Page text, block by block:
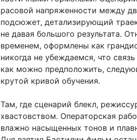
расовой напряженности между
подсюжет, детализирующий
не давая большого результата.
временем, оформлены как
никогда не убеждаемся, что
как можно предположить,
крутой кривой обучения.
Там, где сценарий блекл,
хвастовством. Операторская
влажно насыщенных тонов и